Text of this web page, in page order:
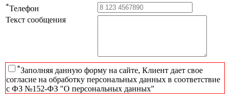
*Телефон
Текст сообщения
*Заполняя данную форму на сайте, Клиент дает свое
согласие на обработку персональных данных в соответствие
с ФЗ №152-ФЗ "О персональных данных"